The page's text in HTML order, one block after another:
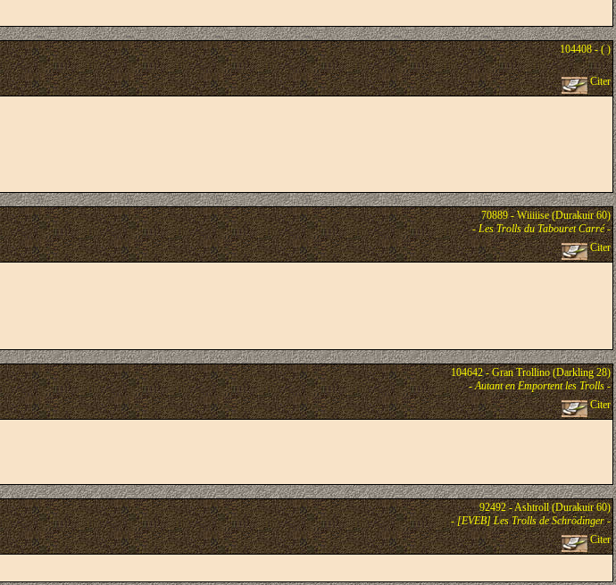
104408 - ( )
Citer
70889 - Wiiiiise (Durakuir 60)
-Les Trolls du Tabouret Carré-
Citer
104642 - Gran Trollino (Darkling 28)
-Autant en Emportent les Trolls-
Citer
92492 - Ashtroll (Durakuir 60)
-[EVEB] Les Trolls de Schrödinger-
Citer